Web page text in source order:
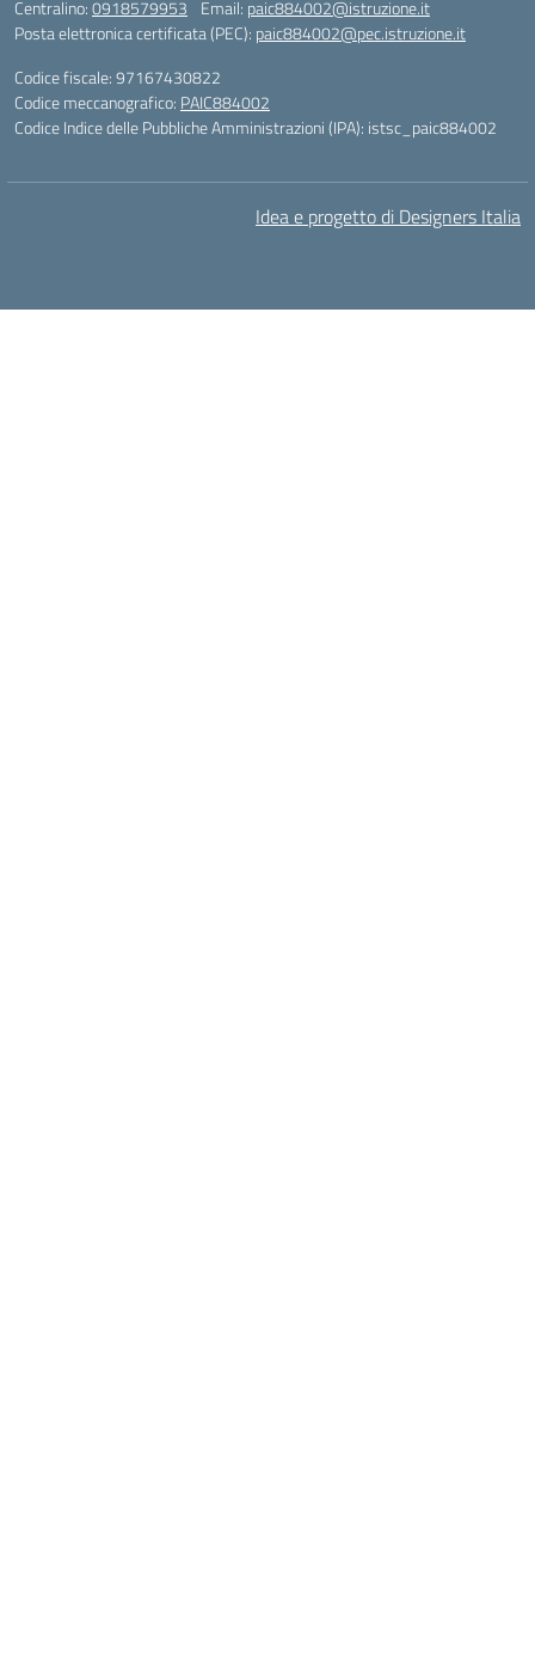
Centralino:0918579953 Email: paic884002@istruzione.it
Posta elettronica certificata (PEC): paic884002@pec.istruzione.it
Codice fiscale: 97167430822
Codice meccanografico: PAIC884002
Codice Indice delle Pubbliche Amministrazioni (IPA): istsc_paic884002
Idea e progetto di Designers Italia